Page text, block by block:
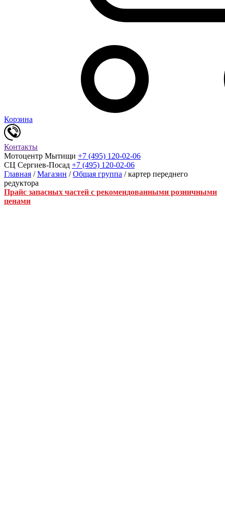
Корзина
Контакты
Мотоцентр Мытищи +7 (495) 120-02-06
СЦ Сергиев-Посад +7 (495) 120-02-06
Главная /Магазин /Общая группа / картер переднего
редуктора
Прайс запасных частей с рекомендованными розничными
ценами